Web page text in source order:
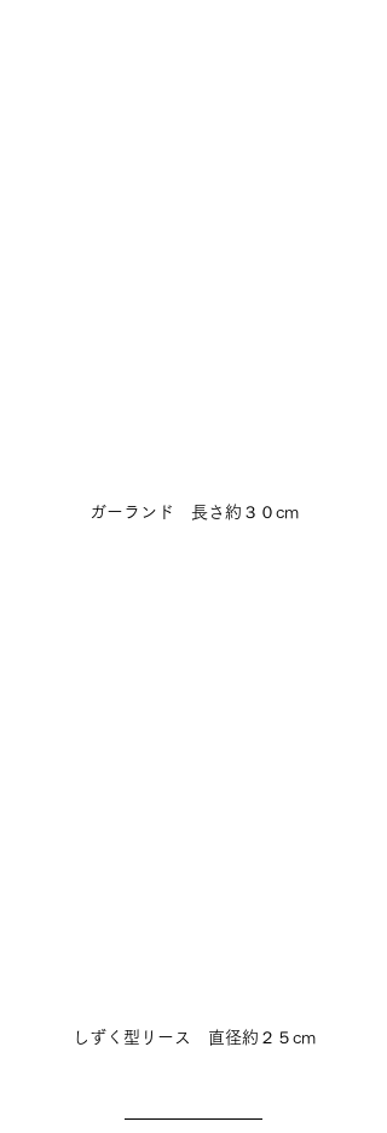
ガーランド　長さ約３０cm
しずく型リース　直径約２５cm